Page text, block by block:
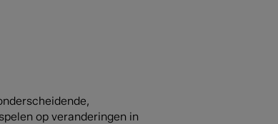
op veranderingen in